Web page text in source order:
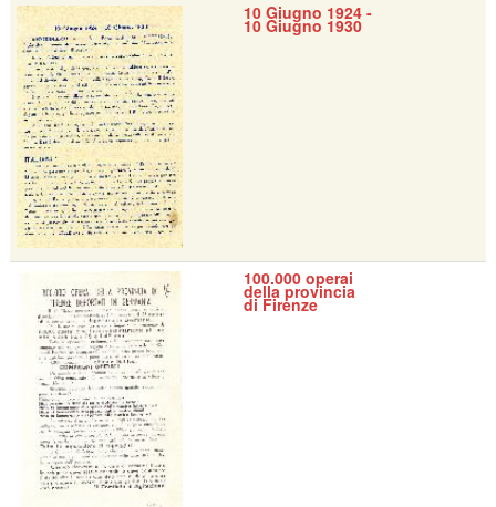
10 Giugno 1924 -
10 Giugno 1930
100.000 operai
della provincia
di Firenze